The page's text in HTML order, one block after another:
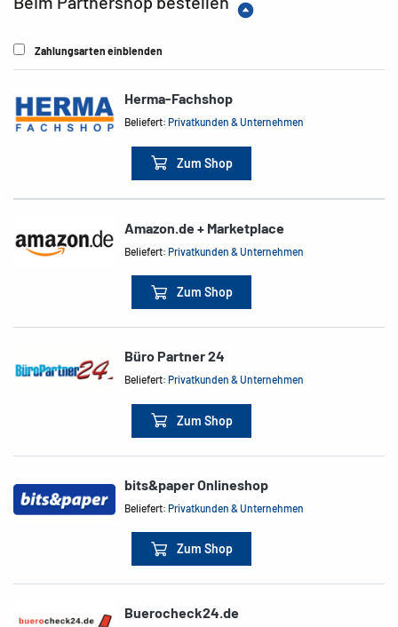
Zahlungsarten einblenden
Herma-Fachshop
Beliefert:Privatkunden & Unternehmen
Zum Shop
Amazon.de + Marketplace
Beliefert:Privatkunden & Unternehmen
Zum Shop
Büro Partner 24
Beliefert:Privatkunden & Unternehmen
Zum Shop
bits&paper Onlineshop
Beliefert:Privatkunden & Unternehmen
Zum Shop
Buerocheck24.de